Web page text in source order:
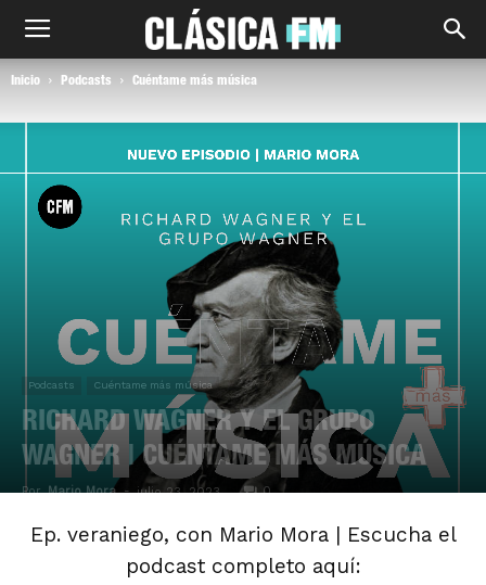
Inicio Podcasts Cuéntame más música
Podcasts Cuéntame más música
RICHARD WAGNER Y EL GRUPO
WAGNER | CUÉNTAME MÁS MÚSICA
Por Mario Mora - julio 23, 2023 0
Ep. veraniego, con Mario Mora | Escucha el
podcast completo aquí: